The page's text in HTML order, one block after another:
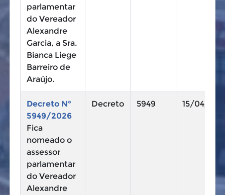
parlamentar
do Vereador
Alexandre
Garcia, a Sra.
Bianca Liege
Barreiro de
Araújo.
Decreto N°
5949/2026
Fica
nomeado o
assessor
parlamentar
do Vereador
Alexandre
Decreto 5949 15/04/